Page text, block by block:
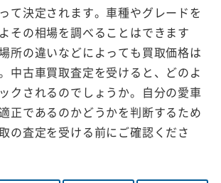
て決定されます。車種やグレードを
その相場を調べることはできます
所の違いなどによっても買取価格は
中古車買取査定を受けると、どのよ
クされるのでしょうか。自分の愛車
正であるのかどうかを判断するため
の査定を受ける前にご確認くださ